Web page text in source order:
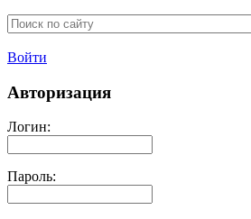
Войти
Авторизация
Логин:
Пароль: